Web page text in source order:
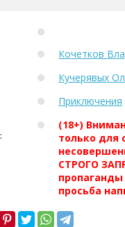
Кочетков
Кучерявых
Приключения
(18+)
только для
СТРОГО
просьба